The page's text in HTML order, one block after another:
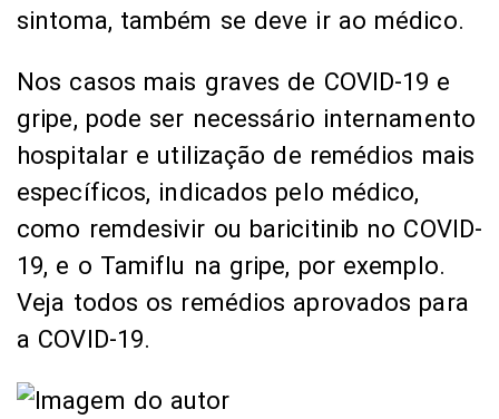
sintoma, também se deve ir ao médico.
Nos casos mais graves de COVID-19 e
gripe, pode ser necessário internamento
hospitalar e utilização de remédios mais
específicos, indicados pelo médico,
como remdesivir ou baricitinib no COVID-
19, e o Tamiflu na gripe, por exemplo.
Veja todos os remédios aprovados para
a COVID-19.